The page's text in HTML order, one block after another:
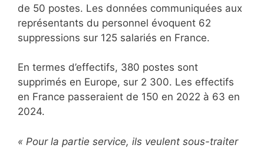
de 50 postes. Les données communiquées aux
représentants du personnel évoquent 62
suppressions sur 125 salariés en France.
En termes d’effectifs, 380 postes sont
supprimés en Europe, sur 2 300. Les effectifs
en France passeraient de 150 en 2022 à 63 en
2024.
« Pour la partie service, ils veulent sous-traiter